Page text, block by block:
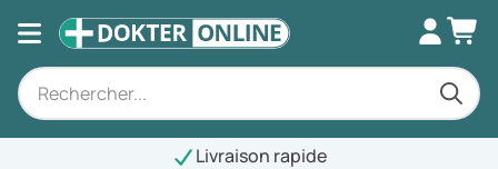
Livraison rapide